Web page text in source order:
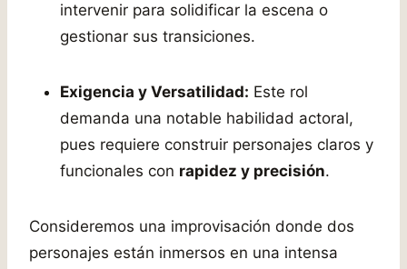
intervenir para solidificar la escena o
gestionar sus transiciones.
Exigencia y Versatilidad: Este rol
demanda una notable habilidad actoral,
pues requiere construir personajes claros y
funcionales con rapidez y precisión.
Consideremos una improvisación donde dos
personajes están inmersos en una intensa